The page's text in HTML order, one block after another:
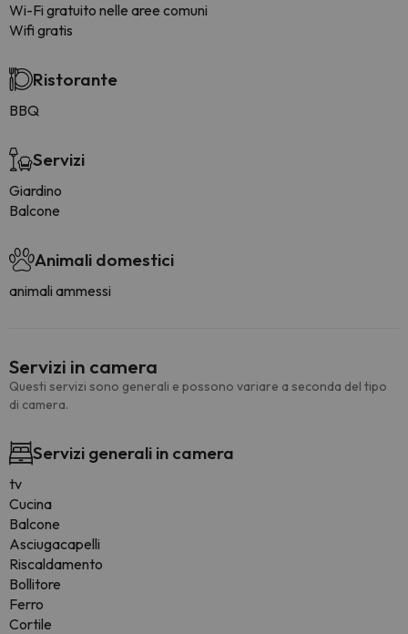
Wi-Fi gratuito nelle aree comuni
Wifi gratis
Ristorante
BBQ
Servizi
Giardino
Balcone
Animali domestici
animali ammessi
Servizi in camera
Questi servizi sono generali e possono variare a seconda del tipo
di camera.
Servizi generali in camera
tv
Cucina
Balcone
Asciugacapelli
Riscaldamento
Bollitore
Ferro
Cortile